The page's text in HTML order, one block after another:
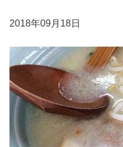
2018年09月18日